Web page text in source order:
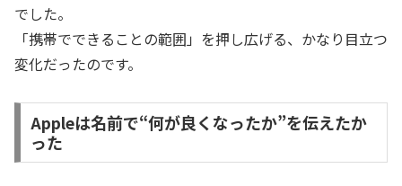
でした。
「携帯でできることの範囲」を押し広げる、かなり目立つ
変化だったのです。
Appleは名前で“何が良くなったか”を伝えたか
った